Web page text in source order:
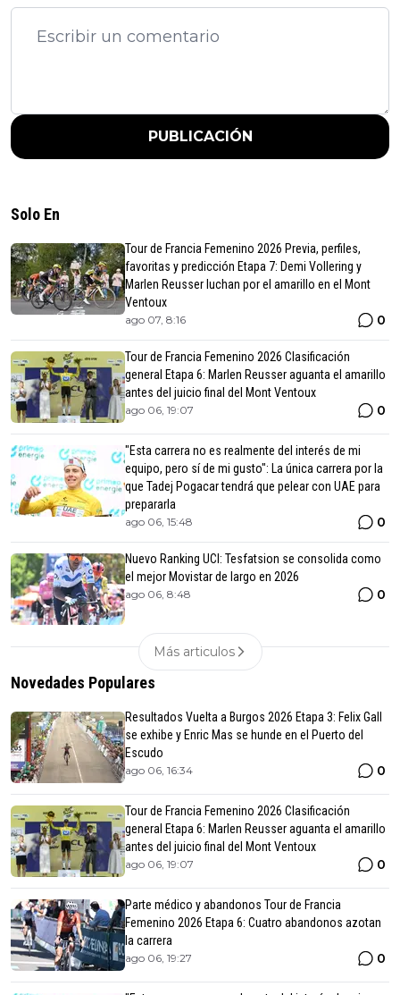
PUBLICACIÓN
Solo En
Tour de Francia Femenino 2026 Previa, perfiles,
favoritas y predicción Etapa 7: Demi Vollering y
Marlen Reusser luchan por el amarillo en el Mont
Ventoux
ago 07, 8:16 0
Tour de Francia Femenino 2026 Clasificación
general Etapa 6: Marlen Reusser aguanta el amarillo
antes del juicio final del Mont Ventoux
ago 06, 19:07 0
"Esta carrera no es realmente del interés de mi
equipo, pero sí de mi gusto": La única carrera por la
que Tadej Pogacar tendrá que pelear con UAE para
prepararla
ago 06, 15:48 0
Nuevo Ranking UCI: Tesfatsion se consolida como
el mejor Movistar de largo en 2026
ago 06, 8:48 0
Más articulos
Novedades Populares
Resultados Vuelta a Burgos 2026 Etapa 3: Felix Gall
se exhibe y Enric Mas se hunde en el Puerto del
Escudo
ago 06, 16:34 0
Tour de Francia Femenino 2026 Clasificación
general Etapa 6: Marlen Reusser aguanta el amarillo
antes del juicio final del Mont Ventoux
ago 06, 19:07 0
Parte médico y abandonos Tour de Francia
Femenino 2026 Etapa 6: Cuatro abandonos azotan
la carrera
ago 06, 19:27 0